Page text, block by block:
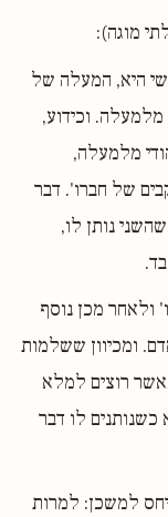
מוגה):
היא, המעלה של
וכידוע,
מלמעלה,
של חברו'. דבר
נותן לו,
מכן נוסף
ומכיוון ששלמות
רוצים למלא
לו דבר
למשכן: למרות